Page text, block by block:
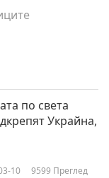
по света
Украйна,
10 9599 Преглед